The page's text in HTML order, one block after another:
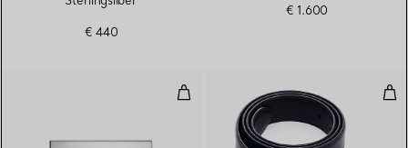
€ 440
€ 1.600
Makers Kartenetui in